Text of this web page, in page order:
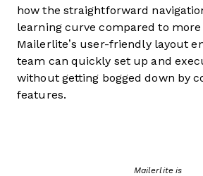
how the straightforward
learning curve compared to
Mailerlite’s user-friendly layout
team can quickly set up and
without getting bogged down by
features.
Mailerlite is